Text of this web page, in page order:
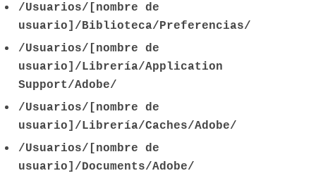
/Usuarios/[nombre de
usuario]/Biblioteca/Preferencias/
/Usuarios/[nombre de
usuario]/Librería/Application
Support/Adobe/
/Usuarios/[nombre de
usuario]/Librería/Caches/Adobe/
/Usuarios/[nombre de
usuario]/Documents/Adobe/